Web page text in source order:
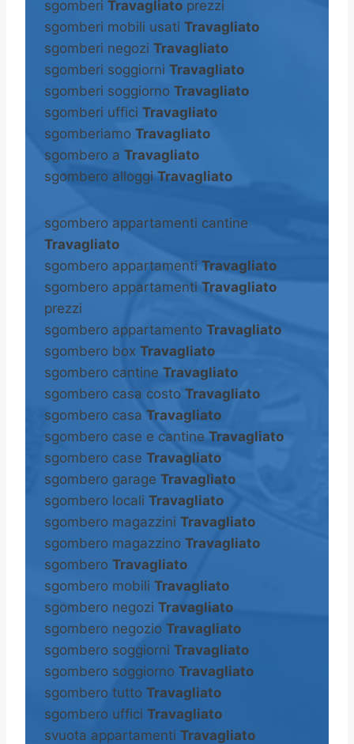
sgomberi Travagliato prezzi
sgomberi mobili usati Travagliato
sgomberi negozi Travagliato
sgomberi soggiorni Travagliato
sgomberi soggiorno Travagliato
sgomberi uffici Travagliato
sgomberiamo Travagliato
sgombero a Travagliato
sgombero alloggi Travagliato
sgombero appartamenti cantine
Travagliato
sgombero appartamenti Travagliato
sgombero appartamenti Travagliato
prezzi
sgombero appartamento Travagliato
sgombero box Travagliato
sgombero cantine Travagliato
sgombero casa costo Travagliato
sgombero casa Travagliato
sgombero case e cantine Travagliato
sgombero case Travagliato
sgombero garage Travagliato
sgombero locali Travagliato
sgombero magazzini Travagliato
sgombero magazzino Travagliato
sgombero Travagliato
sgombero mobili Travagliato
sgombero negozi Travagliato
sgombero negozio Travagliato
sgombero soggiorni Travagliato
sgombero soggiorno Travagliato
sgombero tutto Travagliato
sgombero uffici Travagliato
svuota appartamenti Travagliato